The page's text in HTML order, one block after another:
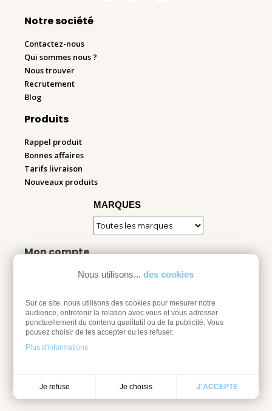
Nous utilisons... des cookies
Sur ce site, nous utilisons des cookies pour mesurer notre
audience, entretenir la relation avec vous et vous adresser
ponctuellement du contenu qualitatif ou de la publicité. Vous
pouvez choisir de les accepter ou les refuser.
Plus d'informations
Je refuse Je choisis J'ACCEPTE
Notre société
Contactez-nous
Qui sommes nous ?
Nous trouver
Recrutement
Blog
Produits
Rappel produit
Bonnes affaires
Tarifs livraison
Nouveaux produits
MARQUES
Mon compte
Informations personnelles
Adresses
Bons de réduction
Espace pro